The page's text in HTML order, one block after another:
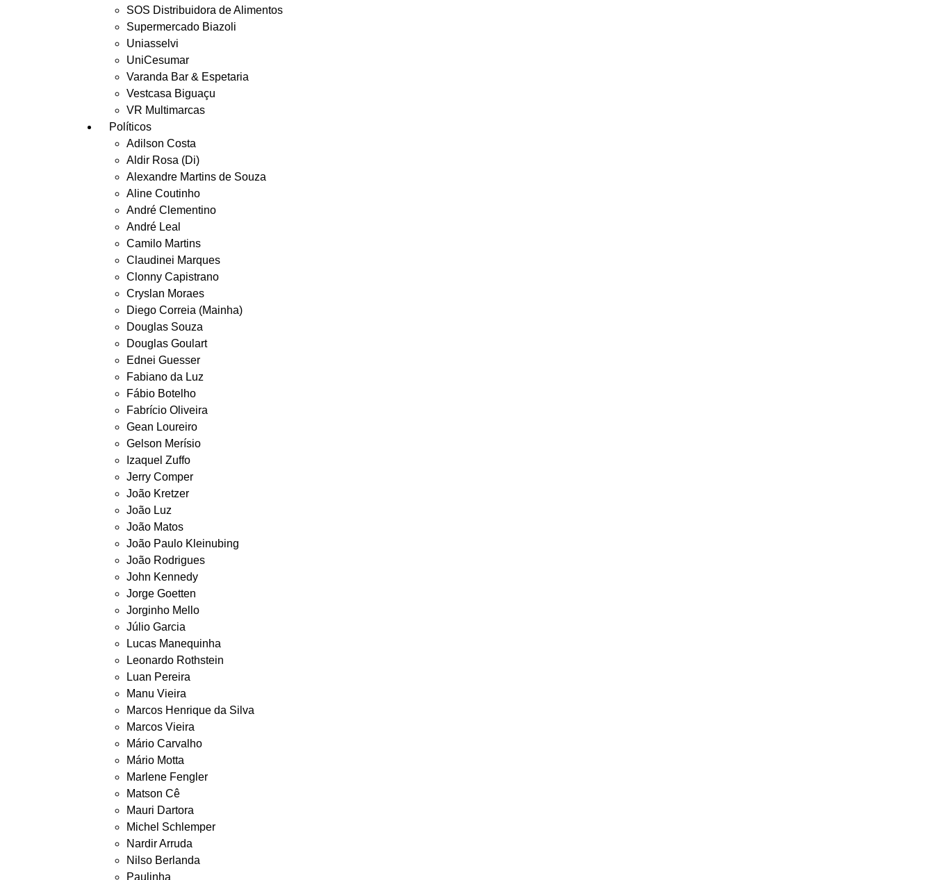
SOS Distribuidora de Alimentos
Supermercado Biazoli
Uniasselvi
UniCesumar
Varanda Bar & Espetaria
Vestcasa Biguaçu
VR Multimarcas
Políticos
Adilson Costa
Aldir Rosa (Di)
Alexandre Martins de Souza
Aline Coutinho
André Clementino
André Leal
Camilo Martins
Claudinei Marques
Clonny Capistrano
Cryslan Moraes
Diego Correia (Mainha)
Douglas Souza
Douglas Goulart
Ednei Guesser
Fabiano da Luz
Fábio Botelho
Fabrício Oliveira
Gean Loureiro
Gelson Merísio
Izaquel Zuffo
Jerry Comper
João Kretzer
João Luz
João Matos
João Paulo Kleinubing
João Rodrigues
John Kennedy
Jorge Goetten
Jorginho Mello
Júlio Garcia
Lucas Manequinha
Leonardo Rothstein
Luan Pereira
Manu Vieira
Marcos Henrique da Silva
Marcos Vieira
Mário Carvalho
Mário Motta
Marlene Fengler
Matson Cê
Mauri Dartora
Michel Schlemper
Nardir Arruda
Nilso Berlanda
Paulinha